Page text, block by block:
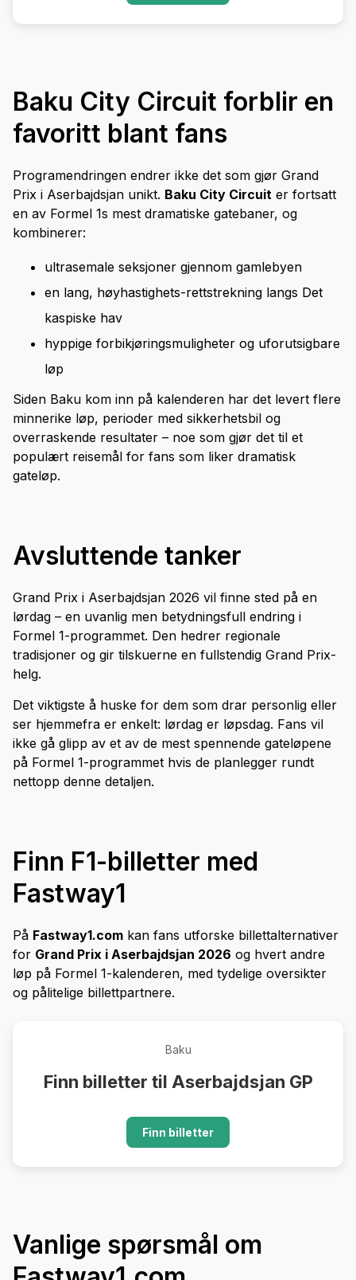
Baku City Circuit forblir en
favoritt blant fans
Programendringen endrer ikke det som gjør Grand
Prix i Aserbajdsjan unikt. Baku City Circuit er fortsatt
en av Formel 1s mest dramatiske gatebaner, og
kombinerer:
ultrasemale seksjoner gjennom gamlebyen
en lang, høyhastighets-rettstrekning langs Det
kaspiske hav
hyppige forbikjøringsmuligheter og uforutsigbare
løp
Siden Baku kom inn på kalenderen har det levert flere
minnerike løp, perioder med sikkerhetsbil og
overraskende resultater – noe som gjør det til et
populært reisemål for fans som liker dramatisk
gateløp.
Avsluttende tanker
Grand Prix i Aserbajdsjan 2026 vil finne sted på en
lørdag – en uvanlig men betydningsfull endring i
Formel 1-programmet. Den hedrer regionale
tradisjoner og gir tilskuerne en fullstendig Grand Prix-
helg.
Det viktigste å huske for dem som drar personlig eller
ser hjemmefra er enkelt: lørdag er løpsdag. Fans vil
ikke gå glipp av et av de mest spennende gateløpene
på Formel 1-programmet hvis de planlegger rundt
nettopp denne detaljen.
Finn F1-billetter med
Fastway1
På Fastway1.com kan fans utforske billettalternativer
for Grand Prix i Aserbajdsjan 2026 og hvert andre
løp på Formel 1-kalenderen, med tydelige oversikter
og pålitelige billettpartnere.
Baku
Finn billetter til Aserbajdsjan GP
Finn billetter
Vanlige spørsmål om